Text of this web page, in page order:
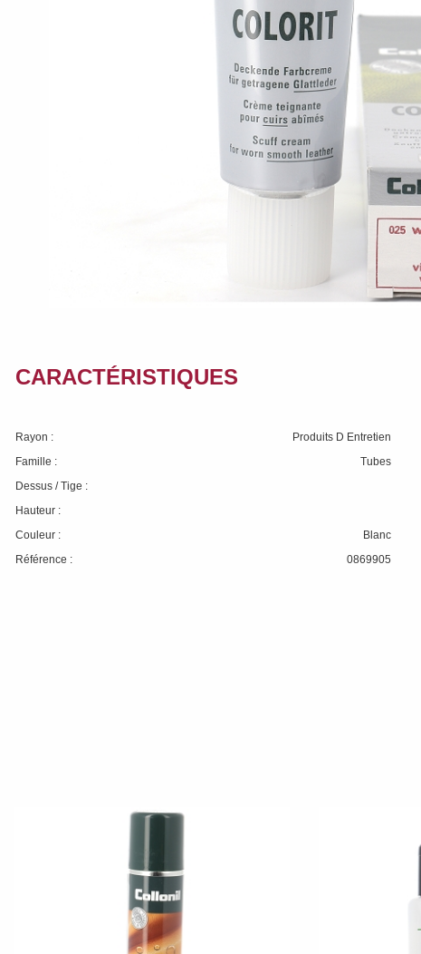
CARACTÉRISTIQUES
Rayon :
Produits D Entretien
Famille :
Tubes
Dessus / Tige :
Hauteur :
Couleur :
Blanc
Référence :
0869905